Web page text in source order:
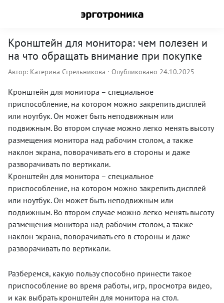
Кронштейн для монитора: чем полезен и
на что обращать внимание при покупке
Автор: Катерина Стрельникова · Опубликовано 24.10.2025
Кронштейн для монитора – специальное
приспособление, на котором можно закрепить дисплей
или ноутбук. Он может быть неподвижным или
подвижным. Во втором случае можно легко менять высоту
размещения монитора над рабочим столом, а также
наклон экрана, поворачивать его в стороны и даже
разворачивать по вертикали.
Кронштейн для монитора – специальное
приспособление, на котором можно закрепить дисплей
или ноутбук. Он может быть неподвижным или
подвижным. Во втором случае можно легко менять высоту
размещения монитора над рабочим столом, а также
наклон экрана, поворачивать его в стороны и даже
разворачивать по вертикали.
Разберемся, какую пользу способно принести такое
приспособление во время работы, игр, просмотра видео,
и как выбрать кронштейн для монитора на стол.